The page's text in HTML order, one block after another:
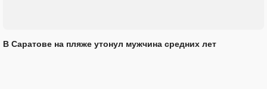
В Саратове на пляже утонул мужчина средних лет